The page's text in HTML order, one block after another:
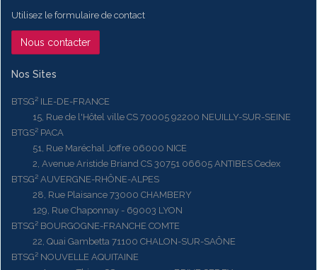
Utilisez le formulaire de contact
Nous contacter
Nos Sites
BTSG² ILE-DE-FRANCE
15, Rue de l'Hôtel ville CS 70005 92200 NEUILLY-SUR-SEINE
BTGS² PACA
51, Rue Maréchal Joffre 06000 NICE
2, Avenue Aristide Briand CS 30751 06605 ANTIBES Cedex
BTSG² AUVERGNE-RHÔNE-ALPES
28, Rue Plaisance 73000 CHAMBERY
129, Rue Chaponnay - 69003 LYON
BTSG² BOURGOGNE-FRANCHE COMTE
22, Quai Gambetta 71100 CHALON-SUR-SAÔNE
BTSG² NOUVELLE AQUITAINE